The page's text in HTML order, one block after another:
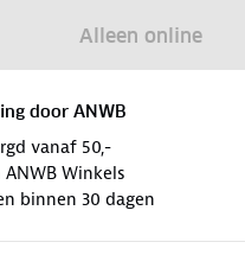
Alleen online
door ANWB
vanaf 50,-
Winkels
binnen 30 dagen